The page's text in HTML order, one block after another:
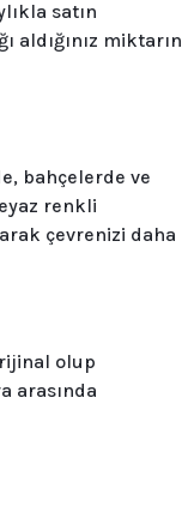
satın
aldığınız miktarın
bahçelerde ve
renkli
çevrenizi daha
olup
arasında